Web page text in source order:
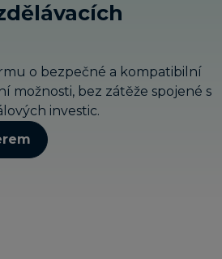
o bezpečné a kompatibilní
možnosti, bez zátěže spojené s
investic.